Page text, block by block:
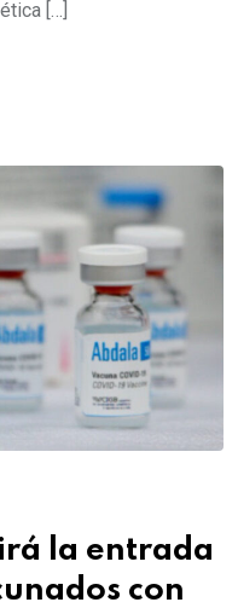
[…]
la entrada
con